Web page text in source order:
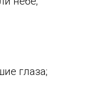
глаза;